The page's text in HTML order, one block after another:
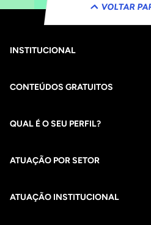
VOLTAR
INSTITUCIONAL
CONTEÚDOS GRATUITOS
QUAL É O SEU PERFIL?
ATUAÇÃO POR SETOR
ATUAÇÃO INSTITUCIONAL